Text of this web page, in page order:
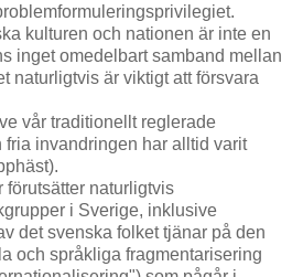
kulturen och nationen är inte en
inget omedelbart samband mellan
naturligtvis är viktigt att försvara
vår traditionellt reglerade
invandringen har alltid varit
förutsätter naturligtvis
i Sverige, inklusive
det svenska folket tjänar på den
och språkliga fragmentarisering